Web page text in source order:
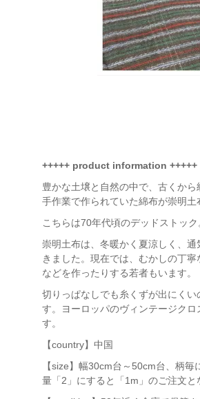
+++++ product information +++++
豊かな土壌と自然の中で、古くか
手作業で作られていた綿布が崇明土
こちらは70年代頃のデッドストック
崇明土布は、冬暖かく夏涼しく、
きました。現在では、むかしの丁
などを作ったりする若者もいます。
切りっぱなしでも糸くずが出にく
す。ヨーロッパのヴィンテージク
す。
【country】中国
【size】幅30cm台～50cm台、柄
量「2」にすると「1m」のご注文と